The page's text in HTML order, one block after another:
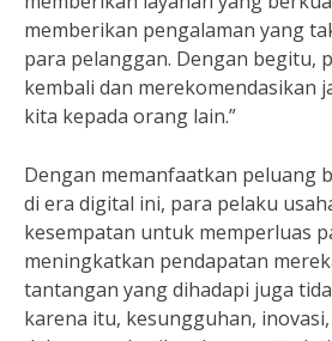
memberikan pengalaman yang
para pelanggan. Dengan begitu,
kembali dan merekomendasikan
kita kepada orang lain.”
Dengan memanfaatkan peluang
di era digital ini, para pelaku
kesempatan untuk memperluas
meningkatkan pendapatan
tantangan yang dihadapi juga
karena itu, kesungguhan,